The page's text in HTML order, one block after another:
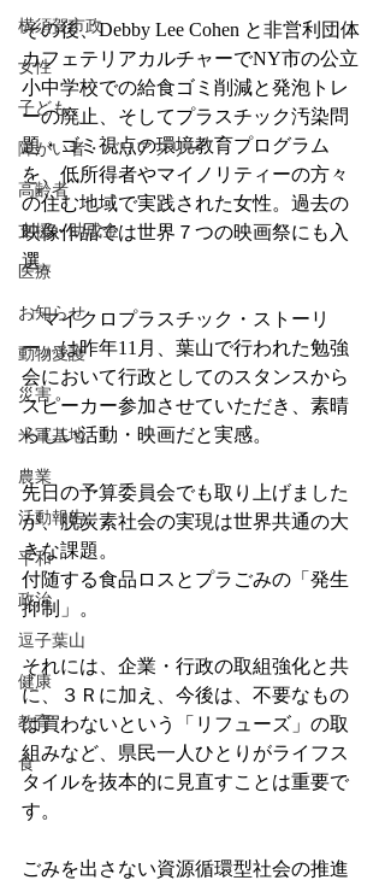
横須賀市政
女性
子ども
障がい者・バリアフリー
高齢者
支援・助成金
医療
お知らせ
動物愛護
災害
米軍基地
農業
活動報告
平和
政治
逗子葉山
健康
教育
食
その後、Debby Lee Cohen と非営利団体
カフェテリアカルチャーでNY市の公立
小中学校での給食ゴミ削減と発泡トレ
ーの廃止、そしてプラスチック汚染問
題・ゴミ視点の環境教育プログラム
を、低所得者やマイノリティーの方々
の住む地域で実践された女性。過去の
映像作品では世界７つの映画祭にも入
選。
「マイクロプラスチック・ストーリ
ー」は昨年11月、葉山で行われた勉強
会において行政としてのスタンスから
スピーカー参加させていただき、素晴
らしい活動・映画だと実感。
先日の予算委員会でも取り上げました
が、脱炭素社会の実現は世界共通の大
きな課題。
付随する食品ロスとプラごみの「発生
抑制」。
それには、企業・行政の取組強化と共
に、３Ｒに加え、今後は、不要なもの
は買わないという「リフューズ」の取
組みなど、県民一人ひとりがライフス
タイルを抜本的に見直すことは重要で
す。
ごみを出さない資源循環型社会の推進